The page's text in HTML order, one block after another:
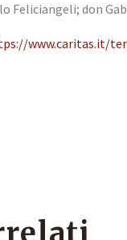
Feliciangeli; don
www.caritas.it/